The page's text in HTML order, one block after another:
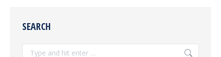
SEARCH
Search: